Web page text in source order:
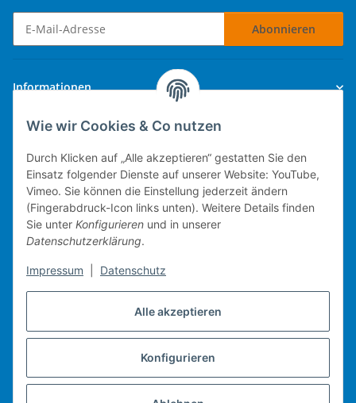
Alle akzeptieren
Konfigurieren
Wie wir Cookies & Co nutzen
Durch Klicken auf „Alle akzeptieren“ gestatten Sie den
Einsatz folgender Dienste auf unserer Website: YouTube,
Vimeo. Sie können die Einstellung jederzeit ändern
(Fingerabdruck-Icon links unten). Weitere Details finden
Sie unter Konfigurieren und in unserer
Datenschutzerklärung.
Impressum Datenschutz
Abonnieren
Informationen
Gesetzliche Informationen
Technische Umsetzung.
mobiles Kassensystem
Warenwirtschaft
Michael Heiler / Bonn
Vertrag widerrufen